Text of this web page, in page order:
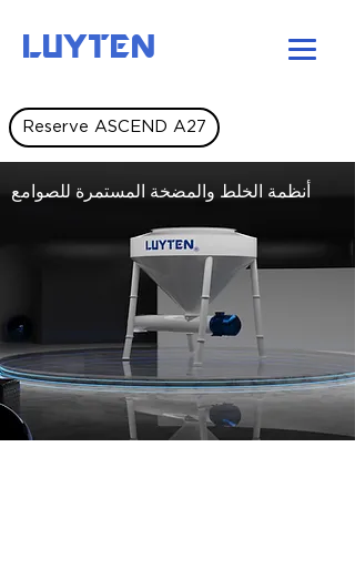
LUYTEN
Reserve ASCEND A27
أنظمة الخلط والمضخة المستمرة للصوامع